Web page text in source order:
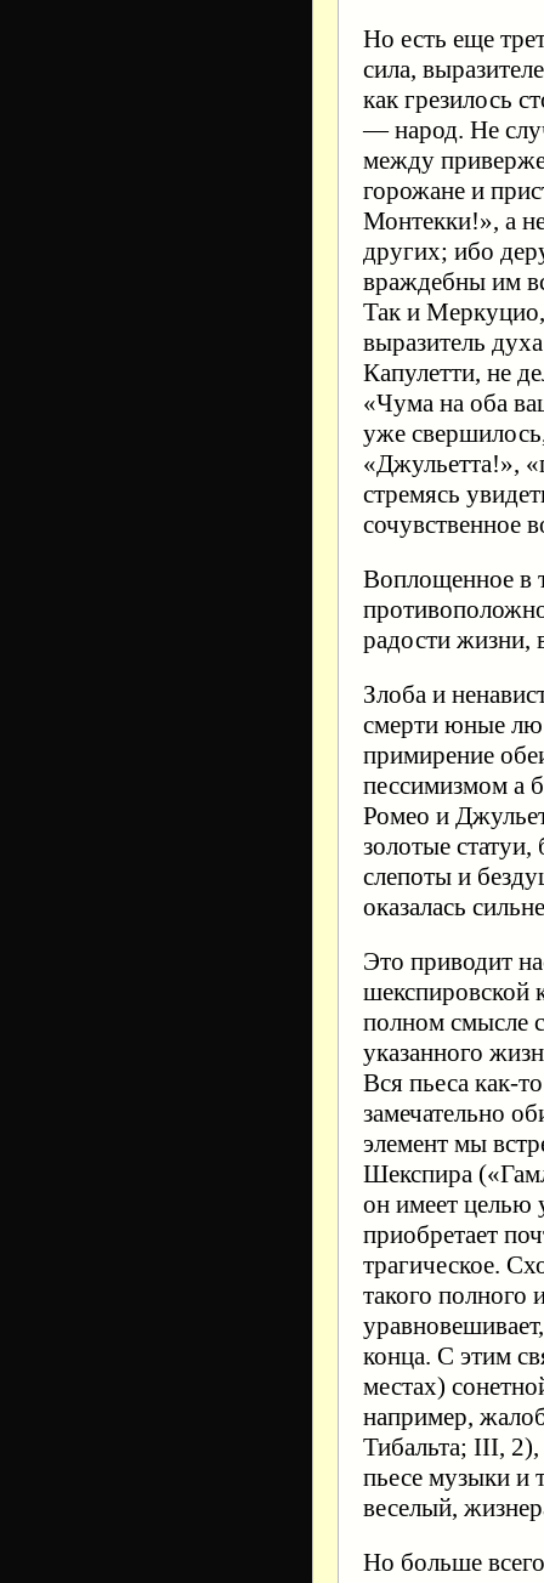
Но есть еще
сила,
как грезилось
— народ. Не
между
горожане и
Монтекки!», а
других; ибо
враждебны им
Так и
выразитель
Капулетти, не
«Чума на оба
уже
«Джульетта!»,
стремясь
сочувственное
Воплощенное в
радости жизни,
Злоба и
смерти юные
примирение
пессимизмом а
Ромео и
золотые статуи,
слепоты и
оказалась
Это приводит
шекспировской
полном смысле
указанного
Вся пьеса как-
замечательно
элемент мы
Шекспира
он имеет целью
приобретает
трагическое.
такого полного
конца. С этим
местах)
например,
Тибальта; III,
пьесе музыки и
веселый,
Но больше